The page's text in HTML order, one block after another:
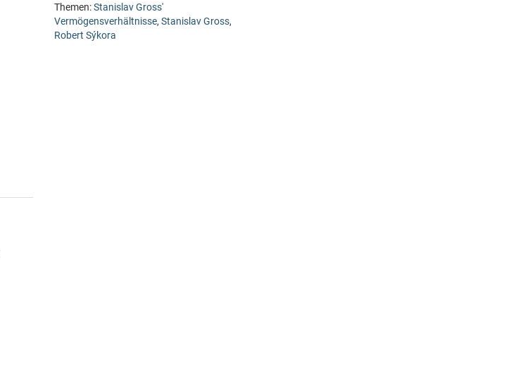
Themen:Stanislav Gross'
Vermögensverhältnisse, Stanislav Gross,
Robert Sýkora